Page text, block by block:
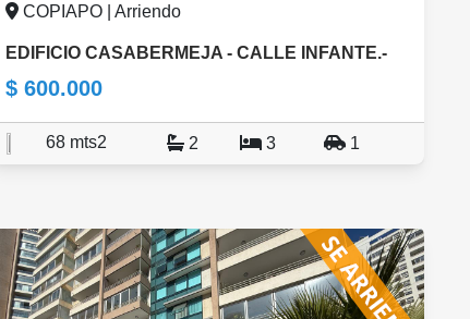
COPIAPO | Arriendo
EDIFICIO CASABERMEJA - CALLE INFANTE.-
$ 600.000
68 mts2 2 3 1